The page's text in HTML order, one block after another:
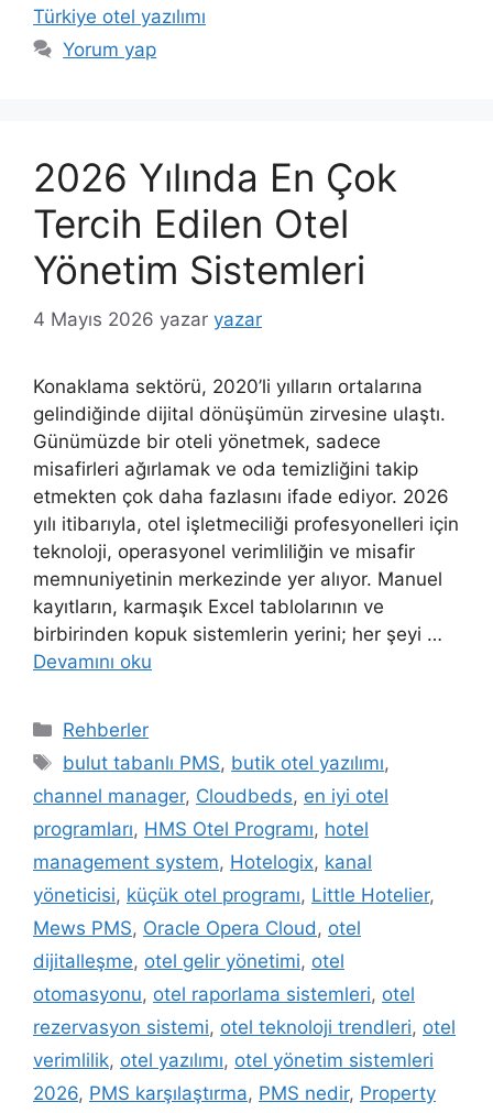
Türkiye otel yazılımı
Yorum yap
2026 Yılında En Çok
Tercih Edilen Otel
Yönetim Sistemleri
4 Mayıs 2026 yazar yazar
Konaklama sektörü, 2020’li yılların ortalarına
gelindiğinde dijital dönüşümün zirvesine ulaştı.
Günümüzde bir oteli yönetmek, sadece
misafirleri ağırlamak ve oda temizliğini takip
etmekten çok daha fazlasını ifade ediyor. 2026
yılı itibarıyla, otel işletmeciliği profesyonelleri için
teknoloji, operasyonel verimliliğin ve misafir
memnuniyetinin merkezinde yer alıyor. Manuel
kayıtların, karmaşık Excel tablolarının ve
birbirinden kopuk sistemlerin yerini; her şeyi …
Devamını oku
Kategoriler
Rehberler
Etiketler
bulut tabanlı PMS, butik otel yazılımı,
channel manager, Cloudbeds, en iyi otel
programları, HMS Otel Programı, hotel
management system, Hotelogix, kanal
yöneticisi, küçük otel programı, Little Hotelier,
Mews PMS, Oracle Opera Cloud , otel
dijitalleşme, otel gelir yönetimi, otel
otomasyonu, otel raporlama sistemleri, otel
rezervasyon sistemi, otel teknoloji trendleri, otel
verimlilik, otel yazılımı, otel yönetim sistemleri
2026, PMS karşılaştırma, PMS nedir, Property